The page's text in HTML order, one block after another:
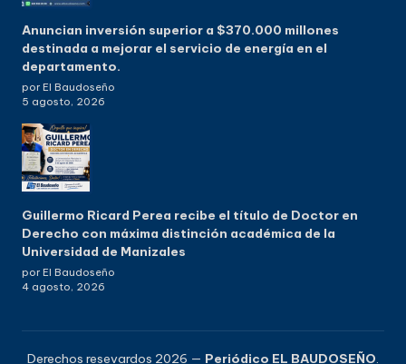
Anuncian inversión superior a $370.000 millones
destinada a mejorar el servicio de energía en el
departamento.
por El Baudoseño
5 agosto, 2026
Guillermo Ricard Perea recibe el título de Doctor en
Derecho con máxima distinción académica de la
Universidad de Manizales
por El Baudoseño
4 agosto, 2026
Derechos resevardos 2026 — Periódico EL BAUDOSEÑO.